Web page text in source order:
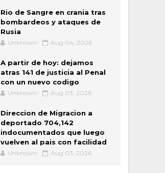
Rio de Sangre en crania tras
bombardeos y ataques de
Rusia
Unknown Aug 04, 2026
A partir de hoy: dejamos
atras 141 de justicia al Penal
con un nuevo codigo
Unknown Aug 03, 2026
Direccion de Migracion a
deportado 704,142
indocumentados que luego
vuelven al pais con facilidad
Unknown Aug 03, 2026